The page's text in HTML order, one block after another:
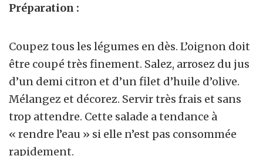
Préparation :
Coupez tous les légumes en dès. L’oignon doit
être coupé très finement. Salez, arrosez du jus
d’un demi citron et d’un filet d’huile d’olive.
Mélangez et décorez. Servir très frais et sans
trop attendre. Cette salade a tendance à
« rendre l’eau » si elle n’est pas consommée
rapidement.